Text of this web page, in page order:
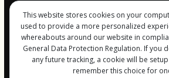
This website stores cookies on your
used to provide a more personalized
whereabouts around our website in
General Data Protection Regulation. If you
any future tracking, a cookie will be
remember this choice for